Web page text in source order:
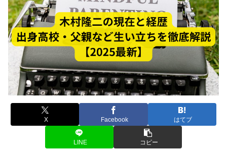
X Facebook はてブ
LINE コピー